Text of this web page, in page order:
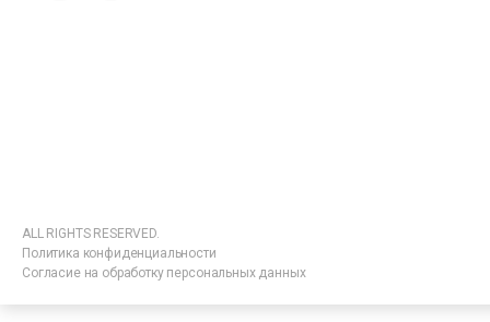
ALL RIGHTS RESERVED.
Политика конфиденциальности
Согласие на обработку персональных данных